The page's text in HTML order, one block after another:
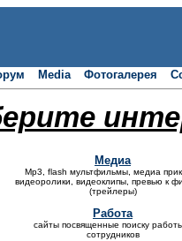
Media Фотогалерея
Медиа
Mp3, flash мультфильмы, медиа
видеоролики, видеоклипы, превью к
(трейлеры)
Работа
сайты посвященные поиску
сотрудников